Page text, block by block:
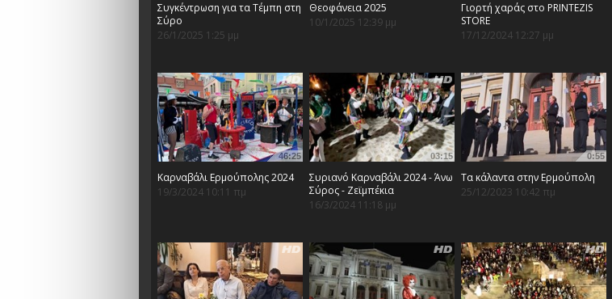
Συγκέντρωση για τα Τέμπη στη
Σύρο
26/1/2025 1:25 μμ
Θεοφάνεια 2025
10/1/2025 12:39 μμ
Γιορτή χαράς στο PRINTEZIS
STORE
17/12/2024 12:27 μμ
46:25
Καρναβάλι Ερμούπολης 2024
19/3/2024 10:11 πμ
03:15
Συριανό Καρναβάλι 2024 - Άνω
Σύρος - Ζεϊμπέκια
16/3/2024 11:18 μμ
0:55
Τα κάλαντα στην Ερμούπολη
25/12/2023 10:42 πμ